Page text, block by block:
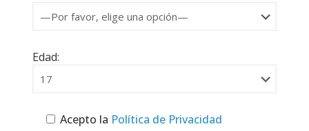
Edad:
Acepto la Política de Privacidad